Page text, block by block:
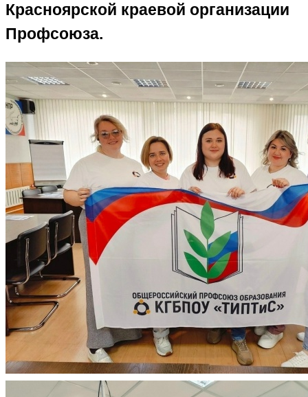
Красноярской краевой организации
Профсоюза.